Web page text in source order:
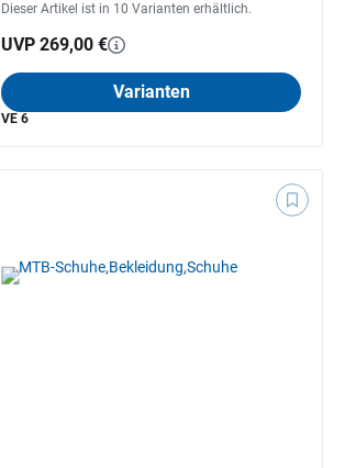
Dieser Artikel ist in 10 Varianten erhältlich.
UVP 269,00 €
Varianten
VE 6